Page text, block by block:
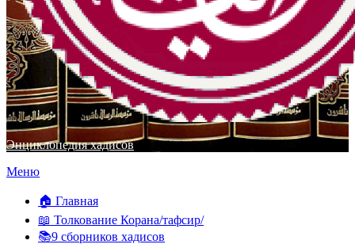
Энциклопедия хадисов
Перейти
содержимому
Меню
🏠 Главная
📖 Толкование Корана/тафсир/
📚9 сборников хадисов